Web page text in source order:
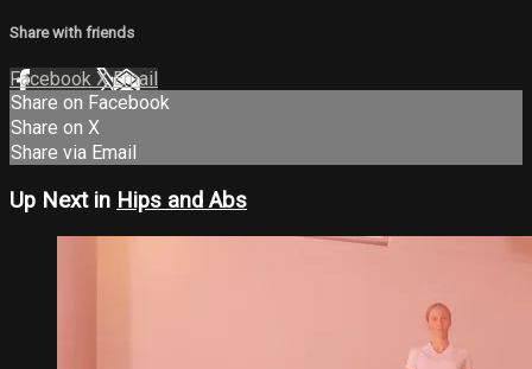
Share with friends
Facebook XEmail
Share on Facebook
Share on X
Share via Email
Up Next in Hips and Abs